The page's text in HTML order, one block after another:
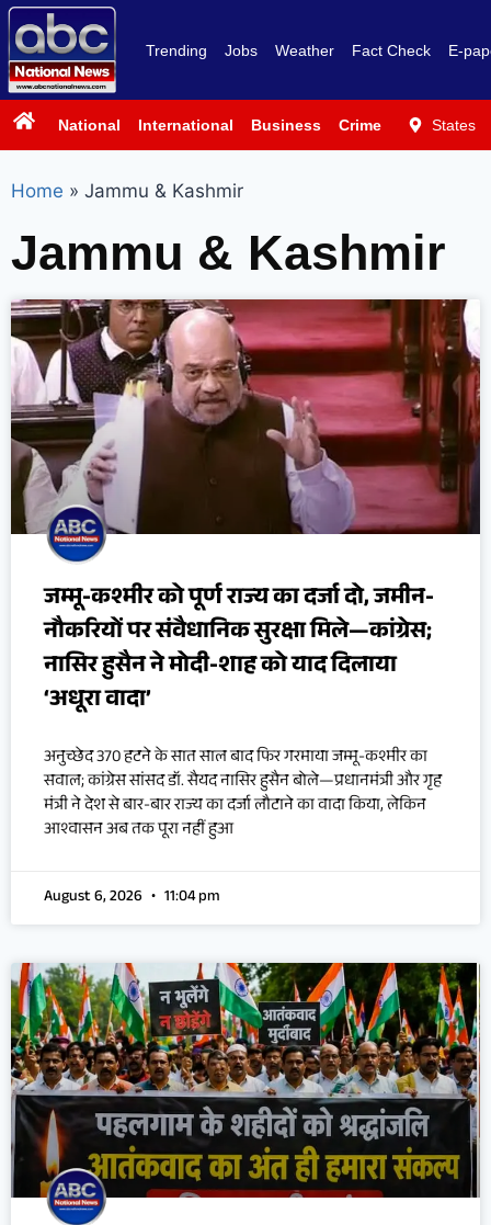
Trending Jobs Weather Fact Check E-
National International Business Crime PoliticsStates
Home » Jammu & Kashmir
Jammu & Kashmir
जम्मू-कश्मीर को पूर्ण राज्य का दर्जा दो, जमीन-
नौकरियों पर संवैधानिक सुरक्षा मिले—कांग्रेस;
नासिर हुसैन ने मोदी-शाह को याद दिलाया
‘अधूरा वादा’
अनुच्छेद 370 हटने के सात साल बाद फिर गरमाया जम्मू-कश्मीर का
सवाल; कांग्रेस सांसद डॉ. सैयद नासिर हुसैन बोले—प्रधानमंत्री और गृह
मंत्री ने देश से बार-बार राज्य का दर्जा लौटाने का वादा किया, लेकिन
आश्वासन अब तक पूरा नहीं हुआ
August 6, 2026 11:04 pm